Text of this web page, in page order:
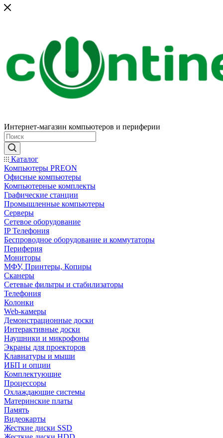
Интернет-магазин компьютеров и периферии
Каталог
Компьютеры PREON
Офисные компьютеры
Компьютерные комплекты
Графические станции
Промышленные компьютеры
Серверы
Сетевое оборудование
IP Телефония
Беспроводное оборудование и коммутаторы
Периферия
Мониторы
МФУ, Принтеры, Копиры
Сканеры
Сетевые фильтры и стабилизаторы
Телефония
Колонки
Web-камеры
Демонстрационные доски
Интерактивные доски
Наушники и микрофоны
Экраны для проекторов
Клавиатуры и мыши
ИБП и опции
Комплектующие
Процессоры
Охлаждающие системы
Материнские платы
Память
Видеокарты
Жесткие диски SSD